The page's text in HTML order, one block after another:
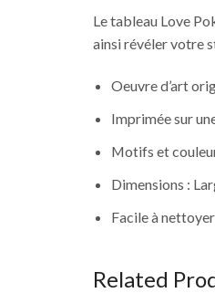
Le tableau Love
ainsi révéler votre
Oeuvre d’art
Imprimée sur
Motifs et
Dimensions :
Facile à
Related